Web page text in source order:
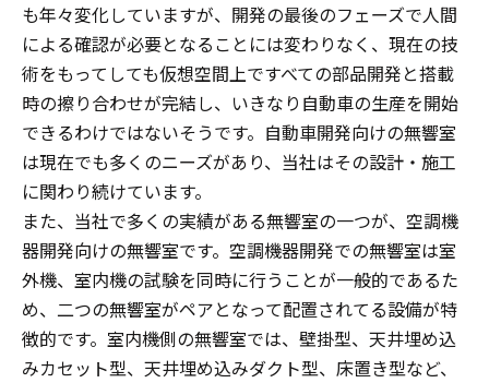
も年々変化していますが、開発の最後のフェーズで人間
による確認が必要となることには変わりなく、現在の技
術をもってしても仮想空間上ですべての部品開発と搭載
時の擦り合わせが完結し、いきなり自動車の生産を開始
できるわけではないそうです。自動車開発向けの無響室
は現在でも多くのニーズがあり、当社はその設計・施工
に関わり続けています。
また、当社で多くの実績がある無響室の一つが、空調機
器開発向けの無響室です。空調機器開発での無響室は室
外機、室内機の試験を同時に行うことが一般的であるた
め、二つの無響室がペアとなって配置されてる設備が特
徴的です。室内機側の無響室では、壁掛型、天井埋め込
みカセット型、天井埋め込みダクト型、床置き型など、